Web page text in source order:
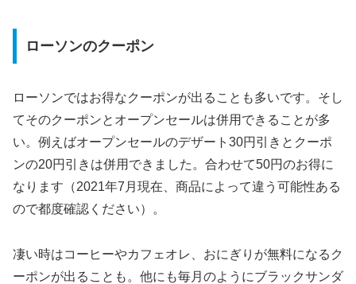
ローソンのクーポン
ローソンではお得なクーポンが出ることも多いです。そし
てそのクーポンとオープンセールは併用できることが多
い。例えばオープンセールのデザート30円引きとクーポ
ンの20円引きは併用できました。合わせて50円のお得に
なります（2021年7月現在、商品によって違う可能性ある
ので都度確認ください）。
凄い時はコーヒーやカフェオレ、おにぎりが無料になるク
ーポンが出ることも。他にも毎月のようにブラックサンダ